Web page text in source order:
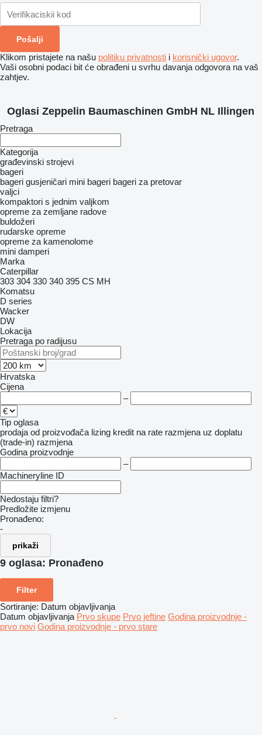
Klikom pristajete na našu politiku privatnosti i korisnički ugovor.
Vaši osobni podaci bit će obrađeni u svrhu davanja odgovora na vaš
zahtjev.
Oglasi Zeppelin Baumaschinen GmbH NL Illingen
Pretraga
Kategorija
građevinski strojevi
bageri
bageri gusjeničari mini bageri bageri za pretovar
valjci
kompaktori s jednim valjkom
opreme za zemljane radove
buldožeri
rudarske opreme
opreme za kamenolome
mini damperi
Marka
Caterpillar
303 304 330 340 395 CS MH
Komatsu
D series
Wacker
DW
Lokacija
Pretraga po radijusu
Hrvatska
Cijena
–
Tip oglasa
prodaja od proizvođača lizing kredit na rate razmjena uz doplatu
(trade-in) razmjena
Godina proizvodnje
–
Machineryline ID
Nedostaju filtri?
Predložite izmjenu
Pronađeno:
-
prikaži
9 oglasa: Pronađeno
Filter
Sortiranje: Datum objavljivanja
Datum objavljivanja Prvo skupe Prvo jeftine Godina proizvodnje -
prvo novi Godina proizvodnje - prvo stare